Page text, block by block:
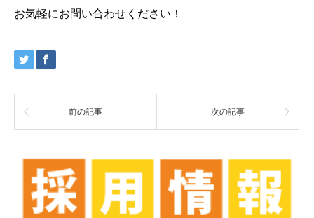
お気軽にお問い合わせください！
前の記事 次の記事